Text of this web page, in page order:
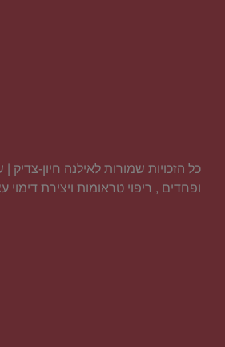
כל הזכויות שמורות לאילנה חיון-
ופחדים , ריפוי טראומות ויצירת דימוי